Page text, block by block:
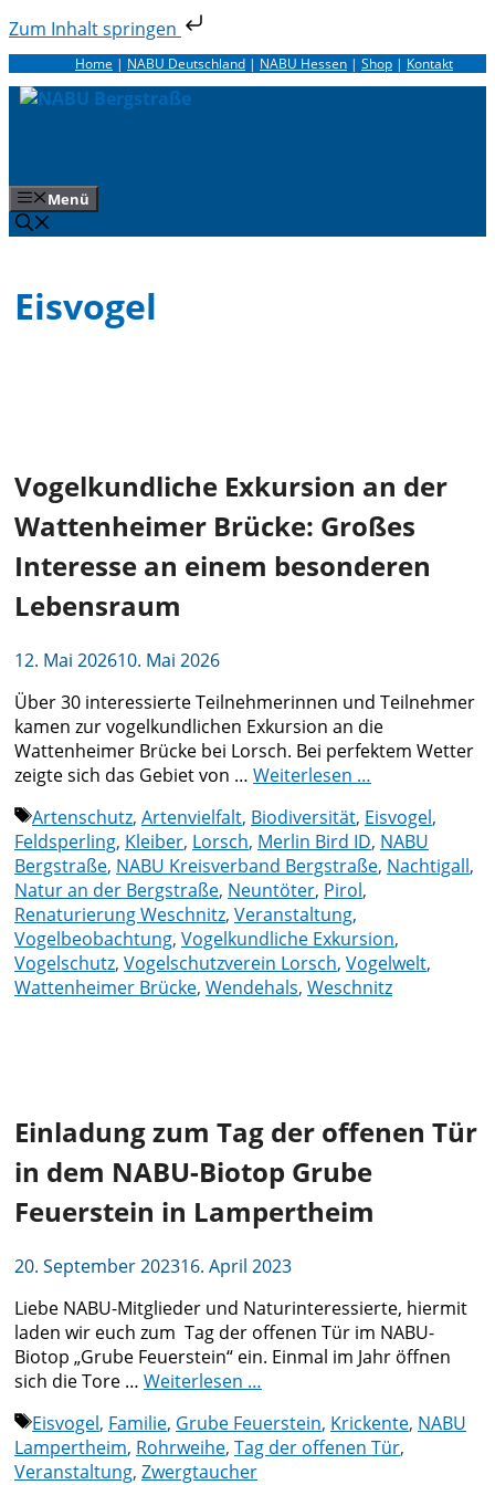
Zum Inhalt springen
Zum
Inhalt
springen
Home | NABU Deutschland | NABU Hessen | Shop | Kontakt
Menü
Eisvogel
Vogelkundliche Exkursion an der
Wattenheimer Brücke: Großes
Interesse an einem besonderen
Lebensraum
12. Mai 202610. Mai 2026
Über 30 interessierte Teilnehmerinnen und Teilnehmer
kamen zur vogelkundlichen Exkursion an die
Wattenheimer Brücke bei Lorsch. Bei perfektem Wetter
zeigte sich das Gebiet von … Weiterlesen …
Schlagwörter
Artenschutz, Artenvielfalt, Biodiversität, Eisvogel,
Feldsperling, Kleiber, Lorsch, Merlin Bird ID, NABU
Bergstraße, NABU Kreisverband Bergstraße, Nachtigall,
Natur an der Bergstraße, Neuntöter, Pirol,
Renaturierung Weschnitz, Veranstaltung,
Vogelbeobachtung, Vogelkundliche Exkursion,
Vogelschutz, Vogelschutzverein Lorsch, Vogelwelt,
Wattenheimer Brücke, Wendehals, Weschnitz
Einladung zum Tag der offenen Tür
in dem NABU-Biotop Grube
Feuerstein in Lampertheim
20. September 202316. April 2023
Liebe NABU-Mitglieder und Naturinteressierte, hiermit
laden wir euch zum Tag der offenen Tür im NABU-
Biotop „Grube Feuerstein“ ein. Einmal im Jahr öffnen
sich die Tore … Weiterlesen …
Schlagwörter
Eisvogel, Familie, Grube Feuerstein, Krickente, NABU
Lampertheim, Rohrweihe, Tag der offenen Tür,
Veranstaltung, Zwergtaucher